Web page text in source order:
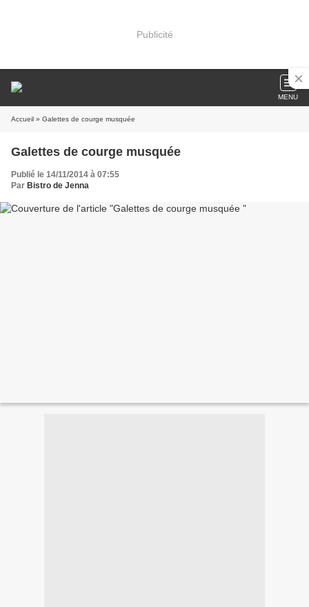
Publicité
MENU
Accueil » Galettes de courge musquée
Galettes de courge musquée
Publié le 14/11/2014 à 07:55
Par Bistro de Jenna